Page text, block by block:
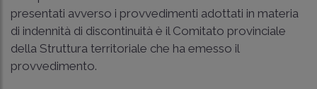
presentati avverso i provvedimenti adottati in materia
di indennità di discontinuità è il Comitato provinciale
della Struttura territoriale che ha emesso il
provvedimento.